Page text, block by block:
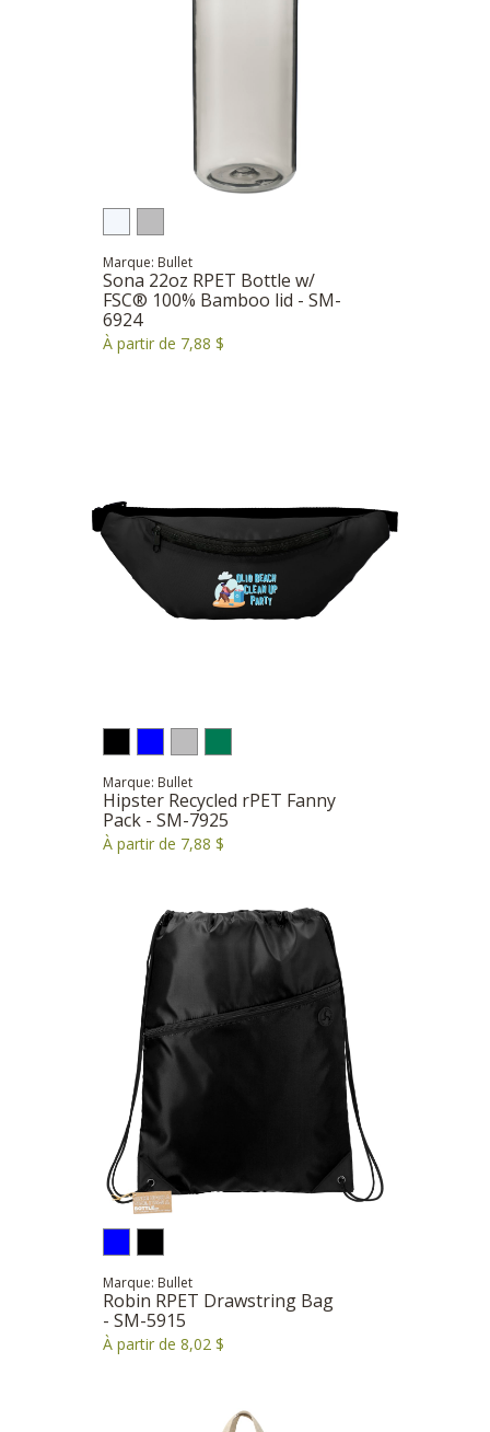
Marque: Bullet
Sona 22oz RPET Bottle w/
FSC® 100% Bamboo lid - SM-
6924
À partir de 7,88 $
Marque: Bullet
Hipster Recycled rPET Fanny
Pack - SM-7925
À partir de 7,88 $
Marque: Bullet
Robin RPET Drawstring Bag
- SM-5915
À partir de 8,02 $